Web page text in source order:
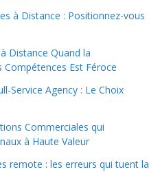
à Distance : Positionnez-vous
Distance Quand la
Est Féroce
Service Agency : Le Choix
Commerciales qui
à Haute Valeur
remote : les erreurs qui tuent la